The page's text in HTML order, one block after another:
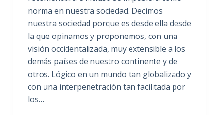
norma en nuestra sociedad. Decimos
nuestra sociedad porque es desde ella desde
la que opinamos y proponemos, con una
visión occidentalizada, muy extensible a los
demás países de nuestro continente y de
otros. Lógico en un mundo tan globalizado y
con una interpenetración tan facilitada por
los…